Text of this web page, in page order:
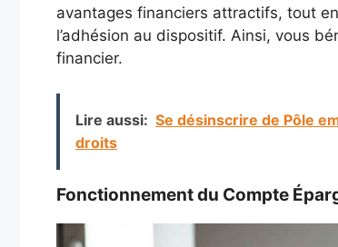
avantages financiers attractifs, tout
l’adhésion au dispositif. Ainsi, vous
financier.
Lire aussi: Se désinscrire de Pôle
droits
Fonctionnement du Compte